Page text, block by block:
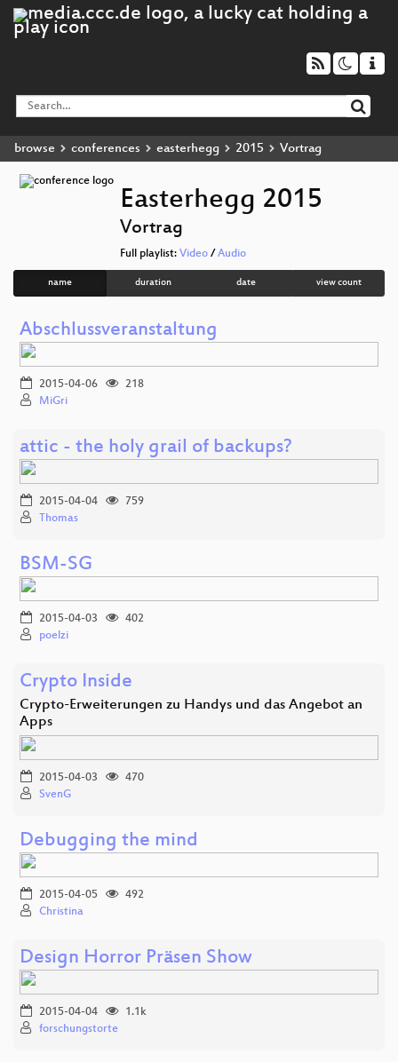
browse conferences easterhegg 2015 Vortrag
Easterhegg 2015
Vortrag
Full playlist: Video / Audio
name duration date view count
Abschlussveranstaltung
2015-04-06
218
MiGri
attic - the holy grail of backups?
2015-04-04
759
Thomas
BSM-SG
2015-04-03
402
poelzi
Crypto Inside
Crypto-Erweiterungen zu Handys und das Angebot an
Apps
2015-04-03
470
SvenG
Debugging the mind
2015-04-05
492
Christina
Design Horror Präsen Show
2015-04-04
1.1k
forschungstorte